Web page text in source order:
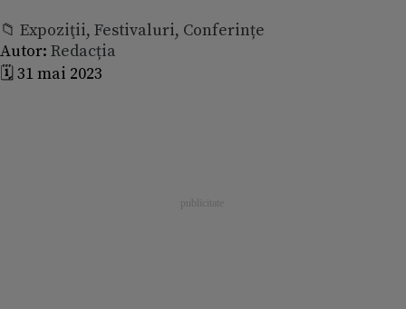
📁 Expoziţii, Festivaluri, Conferințe
Autor: Redacția
🗓️ 31 mai 2023